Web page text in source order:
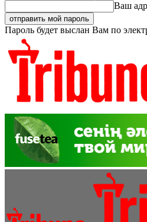
Ваш
Пароль будет выслан Вам по